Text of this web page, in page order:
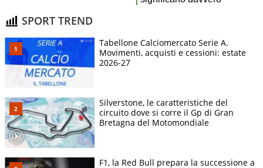
SPORT TREND
Tabellone Calciomercato Serie A.
Movimenti, acquisti e cessioni: estate
2026-27
Silverstone, le caratteristiche del
circuito dove si corre il Gp di Gran
Bretagna del Motomondiale
F1, la Red Bull prepara la successione a